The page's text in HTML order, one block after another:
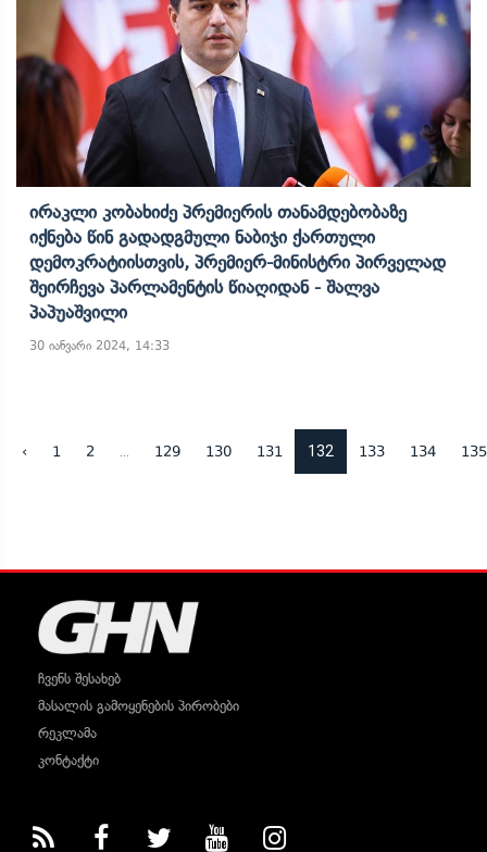
Ირაკლი Კობახიძე Პრემიერის Თანამდებობაზე
Იქნება Წინ Გადადგმული Ნაბიჯი Ქართული
Დემოკრატიისთვის, Პრემიერ-Მინისტრი Პირველად
Შეირჩევა Პარლამენტის Წიაღიდან - Შალვა
Პაპუაშვილი
30 იანვარი 2024, 14:33
‹ 1 2 129 130 131 132 133 134 135
ჩვენს შესახებ
მასალის გამოყენების პირობები
რეკლამა
კონტაქტი